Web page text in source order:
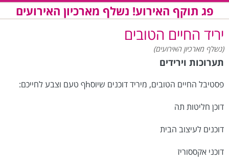
פג תוקף האירוע! נשלף מארכיון האירועים
יריד החיים הטובים
(נשלף מארכיון האירועים)
תערוכות וירידים
פסטיבל החיים הטובים, מיריד דוכנים שיוסhף טעם וצבע לחייכם:
דוכן חליטות תה
דוכנים לעיצוב הבית
דוכני אקססוריז